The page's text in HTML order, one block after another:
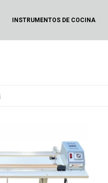
INSTRUMENTOS DE COCINA